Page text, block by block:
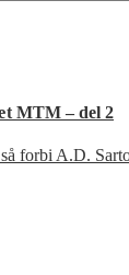
MTM – del 2
forbi A.D.